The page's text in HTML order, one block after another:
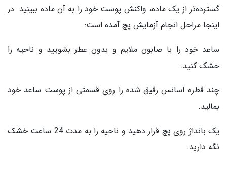
گسترده‌تر از یک ماده، واکنش پوست خود را به آن ماده ببینید. در
اینجا مراحل انجام آزمایش پچ آمده است:
ساعد خود را با صابون ملایم و بدون عطر بشویید و ناحیه را
خشک کنید.
چند قطره اسانس رقیق شده را روی قسمتی از پوست ساعد خود
بمالید.
یک بانداژ روی پچ قرار دهید و ناحیه را به مدت 24 ساعت خشک
نگه دارید.